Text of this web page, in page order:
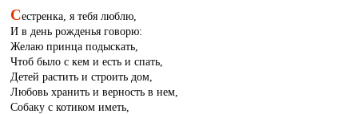
Сестренка, я тебя люблю,
И в день рожденья говорю:
Желаю принца подыскать,
Чтоб было с кем и есть и спать,
Детей растить и строить дом,
Любовь хранить и верность в нем,
Собаку с котиком иметь,